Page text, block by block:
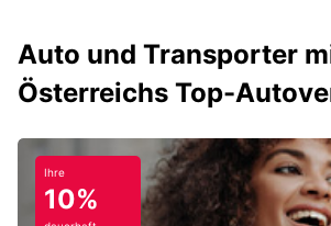
Auto und Transporter
Österreichs Top-
Ihre
10%